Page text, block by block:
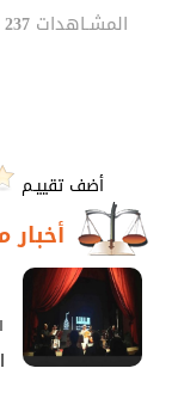
المشـاهدات237
أضف تقييـم